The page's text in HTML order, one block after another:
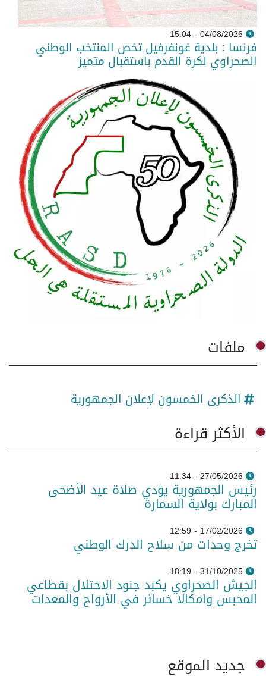
04/08/2026 - 15:04
فرنسا : بلدية غونفرفيل تخص المنتخب الوطني
الصحراوي لكرة القدم باستقبال متميز
ملفات
الذكرى الخمسون لإعلان الجمهورية
الأكثر قراءة
27/05/2026 - 11:34
رئيس الجمهورية يؤدي صلاة عيد الأضحى
المبارك بولاية السمارة
17/02/2026 - 12:59
تخرج وحدات من سلاح الدرك الوطني
31/10/2025 - 18:19
الجيش الصحراوي يكبد جنود الاحتلال بقطاعي
المحبس وامكالا خسائر في الأرواح والمعدات
جديد الموقع